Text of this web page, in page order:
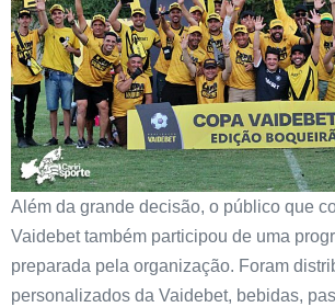
Além da grande decisão, o público que
Vaidebet também participou de uma
preparada pela organização. Foram
personalizados da Vaidebet, bebidas,